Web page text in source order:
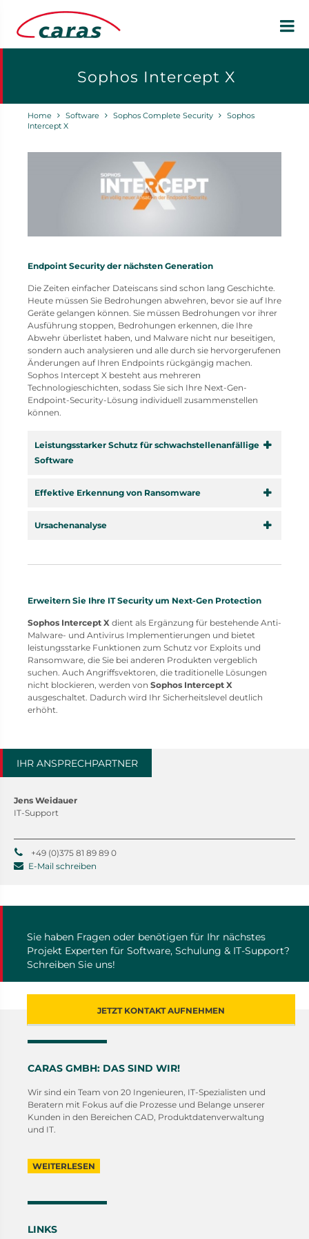
Sophos Intercept X
Home Software Sophos Complete Security
Sophos
Intercept X
Endpoint Security der nächsten Generation
Die Zeiten einfacher Dateiscans sind schon lang Geschichte.
Heute müssen Sie Bedrohungen abwehren, bevor sie auf Ihre
Geräte gelangen können. Sie müssen Bedrohungen vor ihrer
Ausführung stoppen, Bedrohungen erkennen, die Ihre
Abwehr überlistet haben, und Malware nicht nur beseitigen,
sondern auch analysieren und alle durch sie hervorgerufenen
Änderungen auf Ihren Endpoints rückgängig machen.
Sophos Intercept X besteht aus mehreren
Technologieschichten, sodass Sie sich Ihre Next-Gen-
Endpoint-Security-Lösung individuell zusammenstellen
können.
Leistungsstarker Schutz für schwachstellenanfällige
Software
Effektive Erkennung von Ransomware
Ursachenanalyse
Erweitern Sie Ihre IT Security um Next-Gen Protection
Sophos Intercept X dient als Ergänzung für bestehende Anti-
Malware- und Antivirus Implementierungen und bietet
leistungsstarke Funktionen zum Schutz vor Exploits und
Ransomware, die Sie bei anderen Produkten vergeblich
suchen. Auch Angriffsvektoren, die traditionelle Lösungen
nicht blockieren, werden von Sophos Intercept X
ausgeschaltet. Dadurch wird Ihr Sicherheitslevel deutlich
erhöht.
IHR ANSPRECHPARTNER
Jens Weidauer
IT-Support
+49 (0)375 81 89 89 0
E-Mail schreiben
Sie haben Fragen oder benötigen für Ihr nächstes
Projekt Experten für Software, Schulung & IT-Support?
Schreiben Sie uns!
JETZT KONTAKT AUFNEHMEN
CARAS GMBH: DAS SIND WIR!
Wir sind ein Team von 20 Ingenieuren, IT-Spezialisten und
Beratern mit Fokus auf die Prozesse und Belange unserer
Kunden in den Bereichen CAD, Produktdatenverwaltung
und IT.
WEITERLESEN
LINKS